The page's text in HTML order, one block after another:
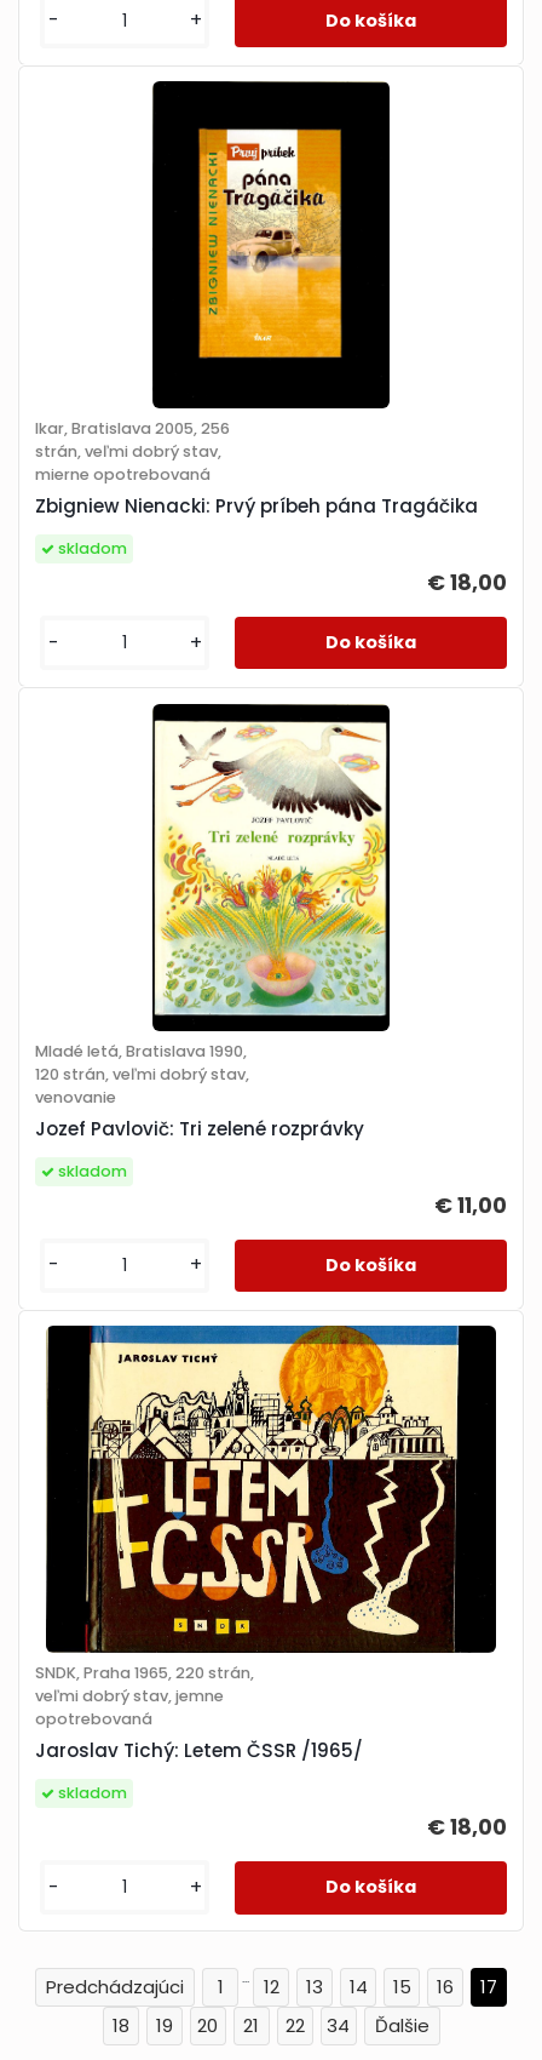
- +
Zbigniew Nienacki: Prvý príbeh pána Tragáčika
Ikar, Bratislava 2005, 256
strán, veľmi dobrý stav,
mierne opotrebovaná
€ 18,00
skladom
- +
Jozef Pavlovič: Tri zelené rozprávky
Mladé letá, Bratislava 1990,
120 strán, veľmi dobrý stav,
venovanie
€ 11,00
skladom
- +
Jaroslav Tichý: Letem ČSSR /1965/
SNDK, Praha 1965, 220 strán,
veľmi dobrý stav, jemne
opotrebovaná
€ 18,00
skladom
- +
1 ... 12 13 14 15 16
17
18
19 20 21 22 34